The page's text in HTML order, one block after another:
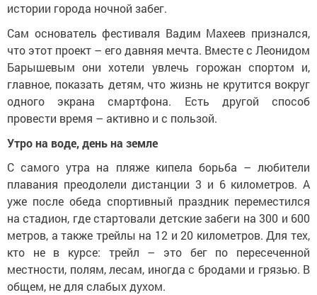
истории города ночной забег.
Сам основатель фестиваля Вадим Махеев признался,
что этот проект – его давняя мечта. Вместе с Леонидом
Барышевым они хотели увлечь горожан спортом и,
главное, показать детям, что жизнь не крутится вокруг
одного экрана смартфона. Есть другой способ
провести время – активно и с пользой.
Утро на воде, день на земле
С самого утра на пляже кипела борьба – любители
плавания преодолели дистанции 3 и 6 километров. А
уже после обеда спортивный праздник переместился
на стадион, где стартовали детские забеги на 300 и 600
метров, а также трейлы на 12 и 20 километров. Для тех,
кто не в курсе: трейл – это бег по пересеченной
местности, полям, лесам, иногда с бродами и грязью. В
общем, не для слабых духом.